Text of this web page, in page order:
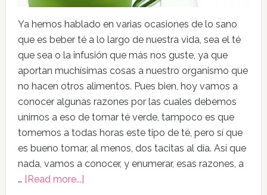
Ya hemos hablado en varias ocasiones de lo sano
que es beber té a lo largo de nuestra vida, sea el té
que sea o la infusión que más nos guste, ya que
aportan muchísimas cosas a nuestro organismo que
no hacen otros alimentos. Pues bien, hoy vamos a
conocer algunas razones por las cuales debemos
unirnos a eso de tomar té verde, tampoco es que
tomemos a todas horas este tipo de té, pero sí que
es bueno tomar, al menos, dos tacitas al día. Así que
nada, vamos a conocer, y enumerar, esas razones, a
… [Read more...]